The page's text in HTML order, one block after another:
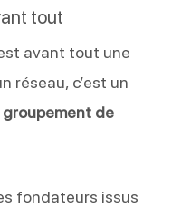
tout
avant tout une
réseau, c’est un
groupement de
fondateurs issus